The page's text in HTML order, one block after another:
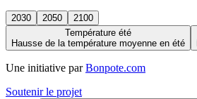
2030 2050
2100
Température été
Hausse de la température moyenne en été
Une initiative par Bonpote.com
Soutenir le projet